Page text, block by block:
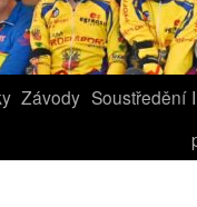
Závody Soustředění